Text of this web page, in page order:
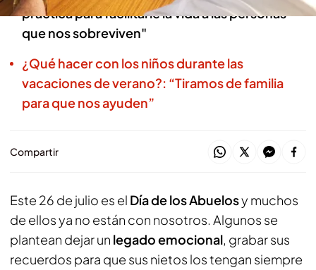
práctica para facilitarle la vida a las personas
que nos sobreviven"
¿Qué hacer con los niños durante las
vacaciones de verano?: “Tiramos de familia
para que nos ayuden”
Compartir
Este 26 de julio es el Día de los Abuelosy muchos
de ellos ya no están con nosotros. Algunos se
plantean dejar un legado emocional, grabar sus
recuerdos para que sus nietos los tengan siempre